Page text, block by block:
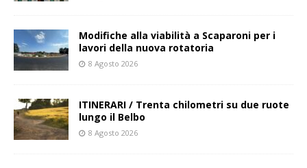
Modifiche alla viabilità a Scaparoni per i
lavori della nuova rotatoria
8 Agosto 2026
ITINERARI / Trenta chilometri su due ruote
lungo il Belbo
8 Agosto 2026